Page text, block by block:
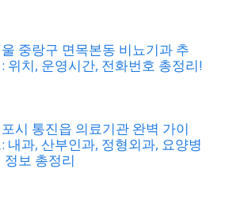
중랑구 면목본동 비뇨기과 추
위치, 운영시간, 전화번호 총정리!
시 통진읍 의료기관 완벽 가이
: 내과, 산부인과, 정형외과, 요양병
정보 총정리